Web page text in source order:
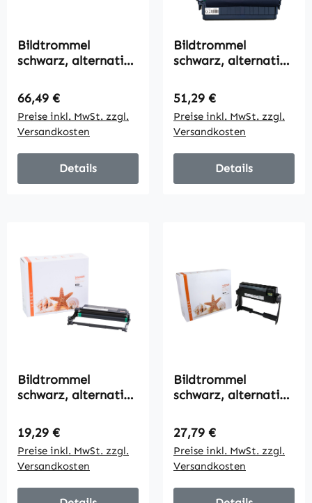
Bildtrommel
schwarz, alternativ
302RV93010, 100000
Seiten
Regulärer Preis:
66,49 €
Preise inkl. MwSt. zzgl.
Versandkosten
Details
Bildtrommel
schwarz, alternativ
55B0ZA0, 40000
Seiten
Regulärer Preis:
51,29 €
Preise inkl. MwSt. zzgl.
Versandkosten
Details
Bildtrommel
schwarz, alternativ
116/SEE, 9000
Seiten
Regulärer Preis:
19,29 €
Preise inkl. MwSt. zzgl.
Versandkosten
Bildtrommel
schwarz, alternativ
204/SEE, 30000
Seiten
Regulärer Preis:
27,79 €
Preise inkl. MwSt. zzgl.
Versandkosten